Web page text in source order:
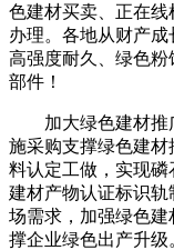
色建材买卖、正在
办理。各地从财产成
高强度耐久、绿色
部件！
加大绿色建材推
施采购支撑绿色建
料认定工做，实现
建材产物认证标识轨
场需求，加强绿色
撑企业绿色出产升